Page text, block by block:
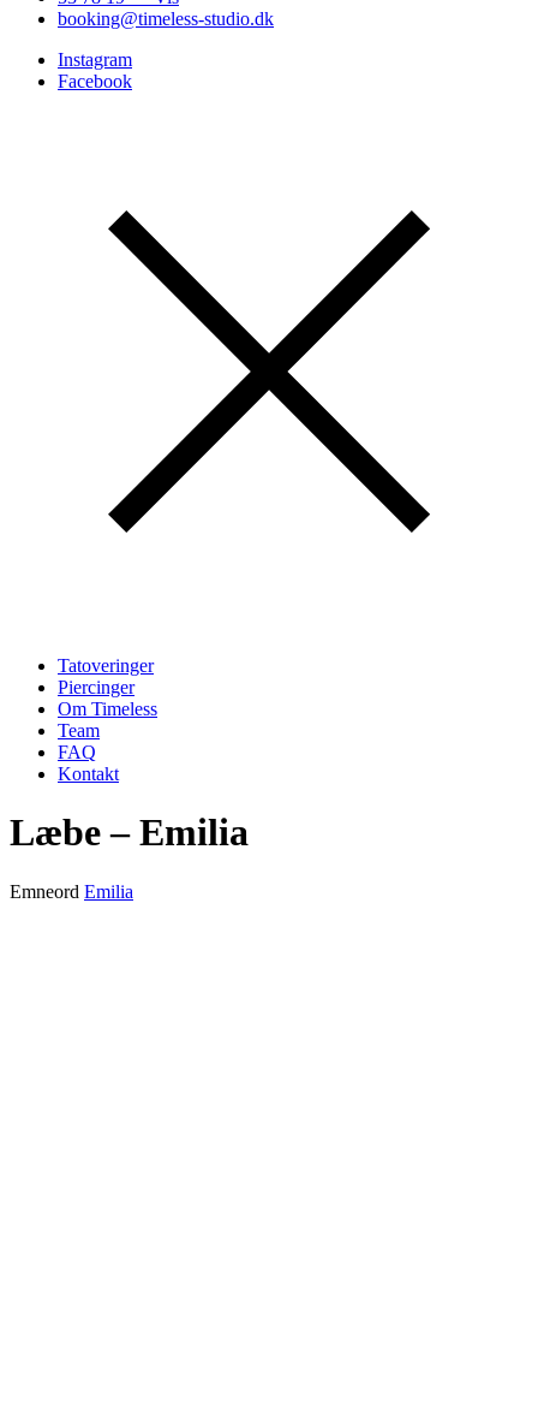
booking@timeless-studio.dk
Instagram
Facebook
Tatoveringer
Piercinger
Om Timeless
Team
FAQ
Kontakt
Læbe – Emilia
Emneord Emilia